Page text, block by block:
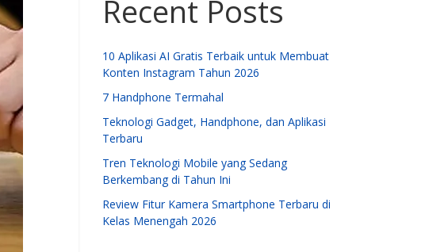
Recent Posts
10 Aplikasi AI Gratis Terbaik untuk Membuat
Konten Instagram Tahun 2026
7 Handphone Termahal
Teknologi Gadget, Handphone, dan Aplikasi
Terbaru
Tren Teknologi Mobile yang Sedang
Berkembang di Tahun Ini
Review Fitur Kamera Smartphone Terbaru di
Kelas Menengah 2026